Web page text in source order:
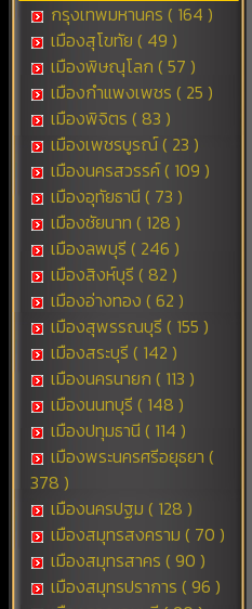
กรุงเทพมหานคร ( 164 )
เมืองสุโขทัย ( 49 )
เมืองพิษณุโลก ( 57 )
เมืองกำแพงเพชร ( 25 )
เมืองพิจิตร ( 83 )
เมืองเพชรบูรณ์ ( 23 )
เมืองนครสวรรค์ ( 109 )
เมืองอุทัยธานี ( 73 )
เมืองชัยนาท ( 128 )
เมืองลพบุรี ( 246 )
เมืองสิงห์บุรี ( 82 )
เมืองอ่างทอง ( 62 )
เมืองสุพรรณบุรี ( 155 )
เมืองสระบุรี ( 142 )
เมืองนครนายก ( 113 )
เมืองนนทบุรี ( 148 )
เมืองปทุมธานี ( 114 )
เมืองพระนครศรีอยุธยา (
378 )
เมืองนครปฐม ( 128 )
เมืองสมุทรสงคราม ( 70 )
เมืองสมุทรสาคร ( 90 )
เมืองสมุทรปราการ ( 96 )